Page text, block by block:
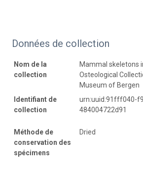
Données de collection
Nom de la
collection
Mammal skeletons
Osteological
Museum of Bergen
Identifiant de
collection
urn:uuid:91fff040-
484004722d91
Méthode de
conservation des
spécimens
Dried